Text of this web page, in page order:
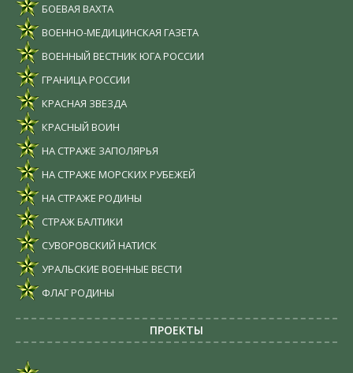
БОЕВАЯ ВАХТА
ВОЕННО-МЕДИЦИНСКАЯ ГАЗЕТА
ВОЕННЫЙ ВЕСТНИК ЮГА РОССИИ
ГРАНИЦА РОССИИ
КРАСНАЯ ЗВЕЗДА
КРАСНЫЙ ВОИН
НА СТРАЖЕ ЗАПОЛЯРЬЯ
НА СТРАЖЕ МОРСКИХ РУБЕЖЕЙ
НА СТРАЖЕ РОДИНЫ
СТРАЖ БАЛТИКИ
СУВОРОВСКИЙ НАТИСК
УРАЛЬСКИЕ ВОЕННЫЕ ВЕСТИ
ФЛАГ РОДИНЫ
ПРОЕКТЫ